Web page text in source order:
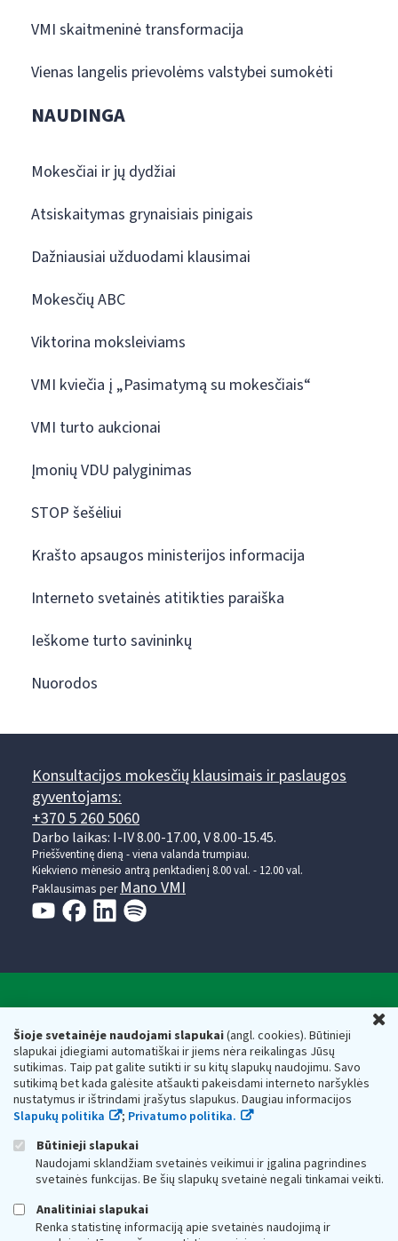
Šioje svetainėje naudojami slapukai(angl. cookies). Būtinieji
slapukai įdiegiami automatiškai ir jiems nėra reikalingas Jūsų
sutikimas. Taip pat galite sutikti ir su kitų slapukų naudojimu. Savo
sutikimą bet kada galėsite atšaukti pakeisdami interneto naršyklės
nustatymus ir ištrindami įrašytus slapukus. Daugiau informacijos
Slapukų politika
; Privatumo politika.
Būtinieji slapukai
Naudojami sklandžiam svetainės veikimui ir įgalina pagrindines
svetainės funkcijas. Be šių slapukų svetainė negali tinkamai veikti.
Analitiniai slapukai
Renka statistinę informaciją apie svetainės naudojimą ir
VMI skaitmeninė transformacija
Vienas langelis prievolėms valstybei sumokėti
NAUDINGA
Mokesčiai ir jų dydžiai
Atsiskaitymas grynaisiais pinigais
Dažniausiai užduodami klausimai
Mokesčių ABC
Viktorina moksleiviams
VMI kviečia į „Pasimatymą su mokesčiais“
VMI turto aukcionai
Įmonių VDU palyginimas
STOP šešėliui
Krašto apsaugos ministerijos informacija
Interneto svetainės atitikties paraiška
Ieškome turto savininkų
Nuorodos
Konsultacijos mokesčių klausimais ir paslaugos
gyventojams:
+370 5 260 5060
Darbo laikas: I-IV 8.00-17.00, V 8.00-15.45.
Prieššventinę dieną - viena valanda trumpiau.
Kiekvieno mėnesio antrą penktadienį 8.00 val. - 12.00 val.
Paklausimas per Mano VMI
Respublikos finansų ministerijos
Biudžetinė įstaiga. Juridinio asmens kodas — 188659752,
adresas: Vasario 16-osios g. 14, 01107 Vilnius, Lietuva, el.paštas:
vmi@vmi.lt, E. pristatymo dėžutės adresas 188659752
Duomenys apie Valstybinę mokesčių inspekciją prie Lietuvos
Respublikos finansų ministerijos kaupiami ir saugomi Juridinių